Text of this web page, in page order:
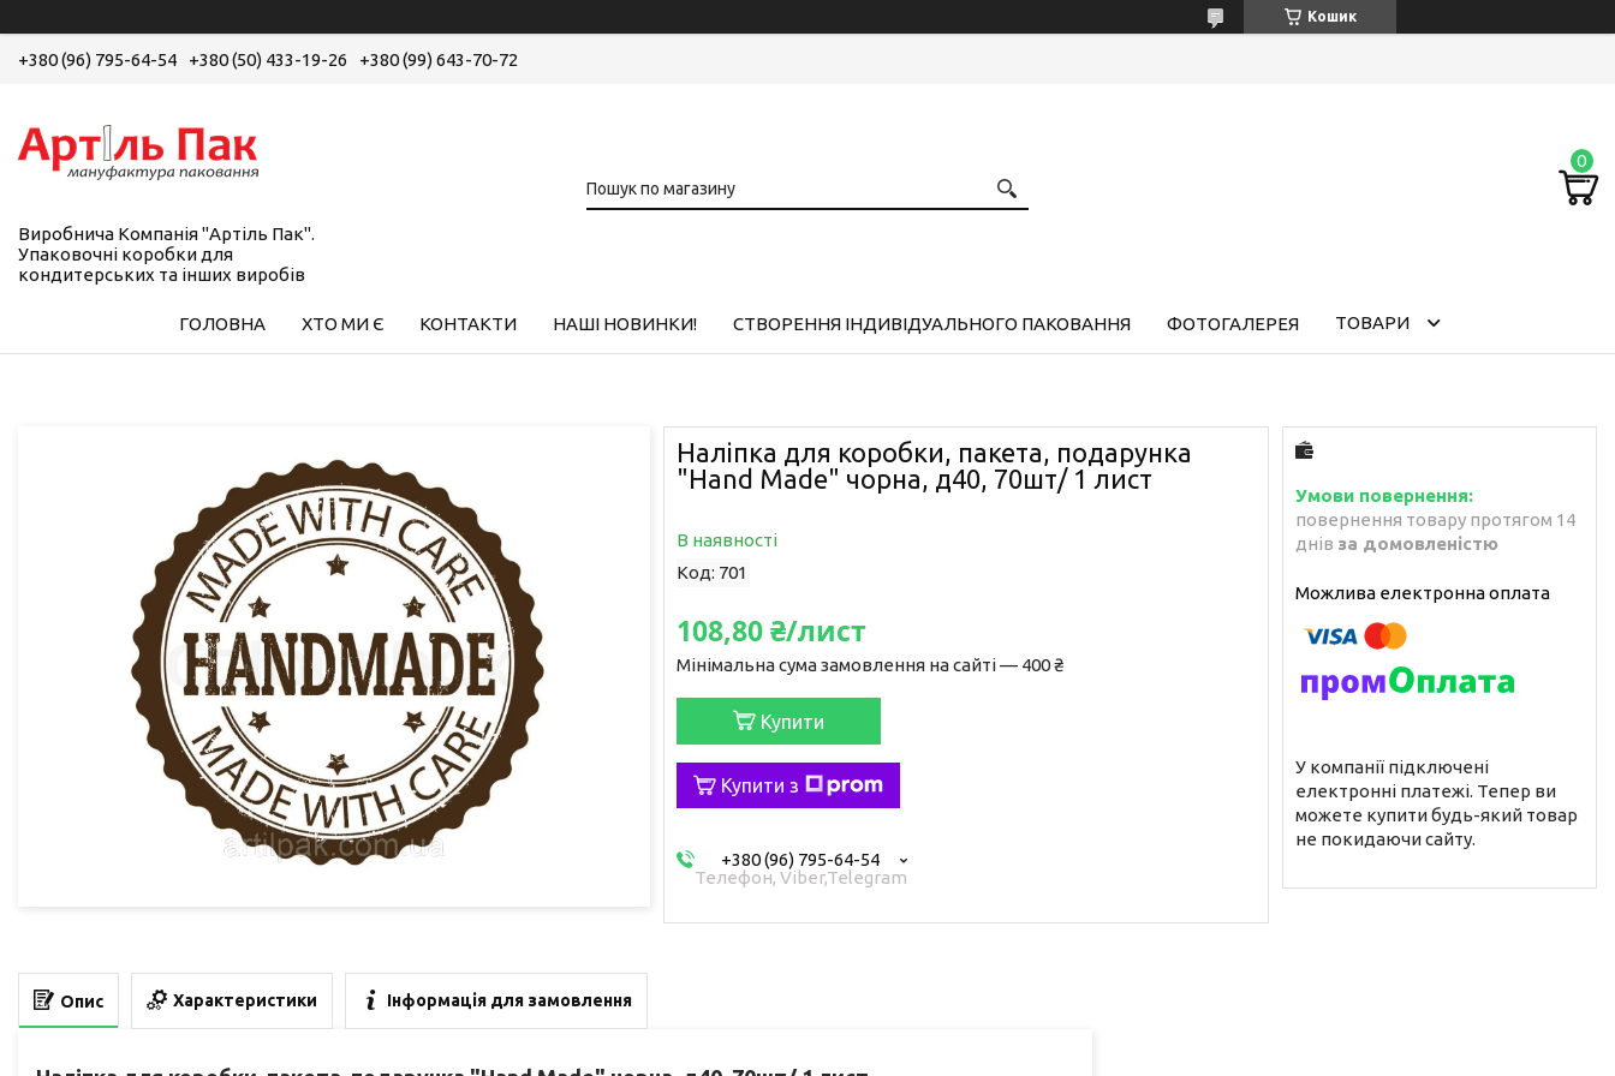
Кошик
+380 (96) 795-64-54 +380 (50) 433-19-26 +380 (99) 643-70-72
Виробнича Компанія "Артіль Пак".
Упаковочні коробки для
кондитерських та інших виробів
ГОЛОВНА ХТО МИ Є КОНТАКТИ НАШІ НОВИНКИ! СТВОРЕННЯ ІНДИВІДУАЛЬНОГО ПАКОВАННЯ ФОТОГАЛЕРЕЯ ТОВАРИ
Наліпка для коробки, пакета, подарунка
"Hand Made" чорна, д40, 70шт/ 1 лист
В наявності
Код: 701
108,80 ₴/лист
Мінімальна сума замовлення на сайті — 400 ₴
Купити
Купити з
+380 (96) 795-64-54
Телефон, Viber,Telegram
повернення товару протягом 14
днів за домовленістю
У компанії підключені
електронні платежі. Тепер ви
можете купити будь-який товар
не покидаючи сайту.
Опис Характеристики Інформація для замовлення